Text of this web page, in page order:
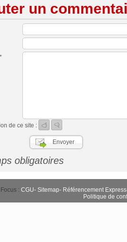
un
de ce site :
obligatoires
Focus : CGU- Sitemap- Référencement Express
Politique de